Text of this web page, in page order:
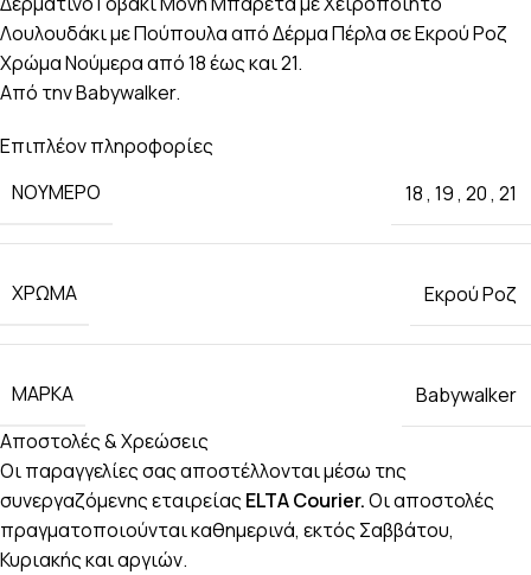
Λουλουδάκι με Πούπουλα από Δέρμα Πέρλα σε Εκρού Ροζ
Χρώμα Νούμερα από 18 έως και 21.
Από την Babywalker.
Επιπλέον πληροφορίες
ΝΟΎΜΕΡΟ
18, 19, 20, 21
ΧΡΏΜΑ Εκρού Ροζ
ΜΆΡΚΑ
Babywalker
Αποστολές & Χρεώσεις
Οι παραγγελίες σας αποστέλλονται μέσω της
συνεργαζόμενης εταιρείας ELTA Courier.Οι αποστολές
πραγματοποιούνται καθημερινά, εκτός Σαββάτου,
Κυριακής και αργιών.